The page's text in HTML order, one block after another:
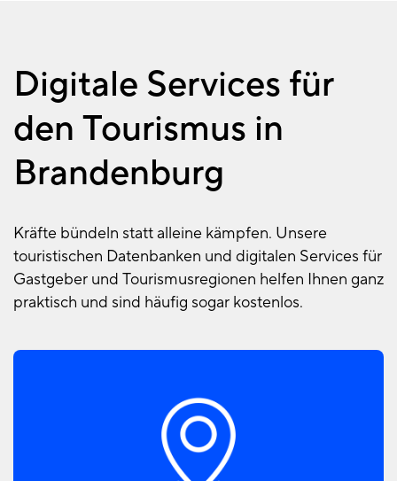
Digitale Services für
den Tourismus in
Brandenburg
Kräfte bündeln statt alleine kämpfen. Unsere
touristischen Datenbanken und digitalen Services für
Gastgeber und Tourismusregionen helfen Ihnen ganz
praktisch und sind häufig sogar kostenlos.